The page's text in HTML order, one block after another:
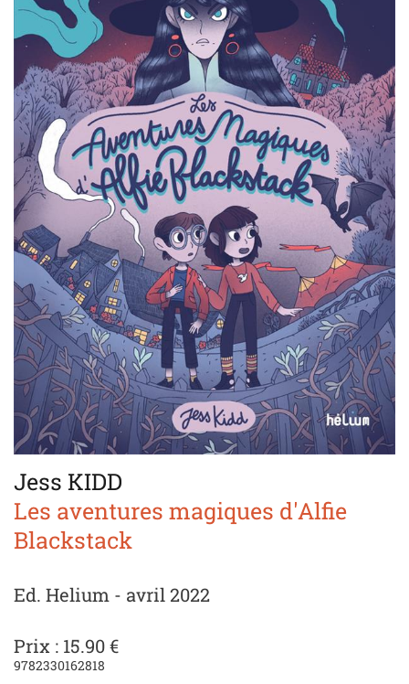
Jess KIDD
Les aventures magiques d'Alfie
Blackstack
Ed. Helium - avril 2022
Prix : 15.90 €
9782330162818